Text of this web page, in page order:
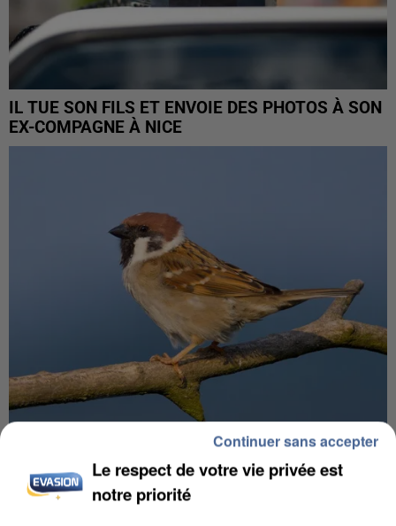
IL TUE SON FILS ET ENVOIE DES PHOTOS À SON
EX-COMPAGNE À NICE
APRÈS TOUTES CES CANICULES, LES REFUGES
DE FAUNE SAUVAGE SONT...
Le respect de votre vie privée est
notre priorité
Continuer sans accepter